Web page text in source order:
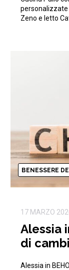
personalizzate
Zeno e letto
BENESSERE
17 MARZO
Alessia
di
Alessia in